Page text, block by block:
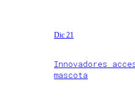
Dic 21
Innovadores
mascota